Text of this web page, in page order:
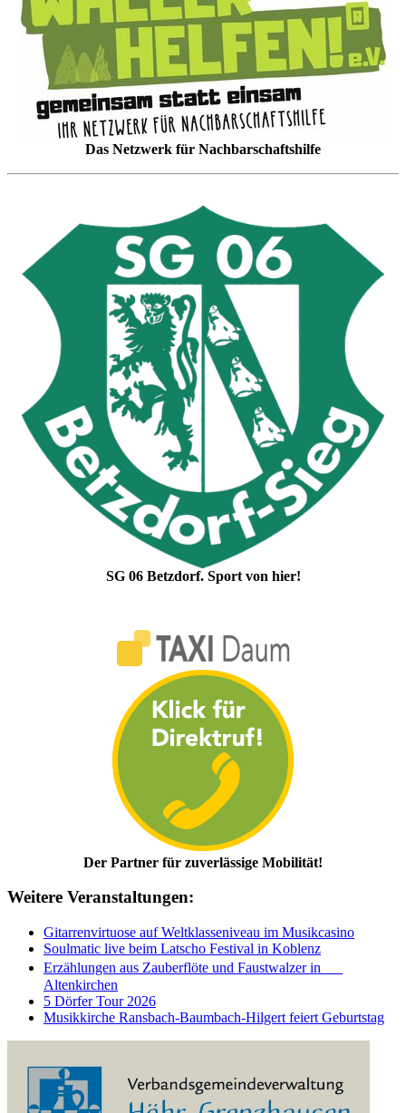
Das Netzwerk für Nachbarschaftshilfe
SG 06 Betzdorf. Sport von hier!
Der Partner für zuverlässige Mobilität!
Weitere Veranstaltungen:
Gitarrenvirtuose auf Weltklasseniveau im Musikcasino
Soulmatic live beim Latscho Festival in Koblenz
Erzählungen aus Zauberflöte und Faustwalzer in
Altenkirchen
5 Dörfer Tour 2026
Musikkirche Ransbach-Baumbach-Hilgert feiert Geburtstag